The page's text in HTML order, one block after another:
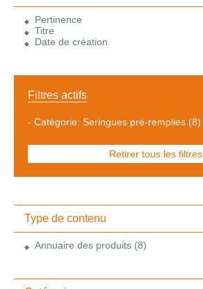
Pertinence
Titre
Date de création
Filtres actifs
- Catégorie: Seringues pré-remplies (8)
Retirer tous les filtres
Type de contenu
Annuaire des produits (8)